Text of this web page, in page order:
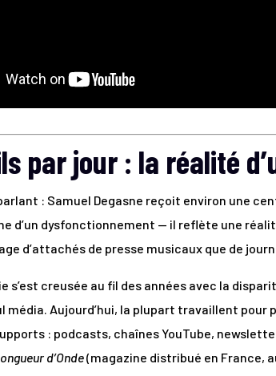
par jour : la réalité
: Samuel Degasne reçoit environ une
d’un dysfonctionnement — il reflète une
d’attachés de presse musicaux que de
s’est creusée au fil des années avec la
média. Aujourd’hui, la plupart travaillent
: podcasts, chaînes YouTube,
d’Onde(magazine distribué en France,